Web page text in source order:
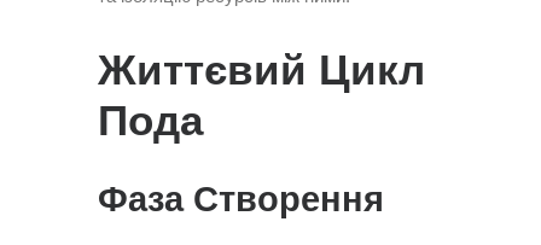
Життєвий Цикл
Пода
Фаза Створення